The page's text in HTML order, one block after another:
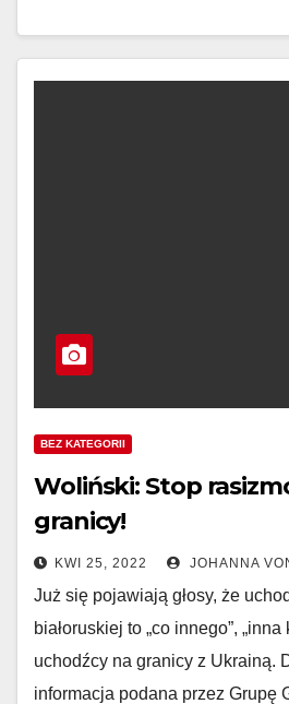
BEZ KATEGORII
Woliński: Stop
granicy!
KWI 25, 2022 JOHANNA
Już się pojawiają głosy, że
białoruskiej to „co innego”, „inna
uchodźcy na granicy z Ukrainą.
informacja podana przez Grupę